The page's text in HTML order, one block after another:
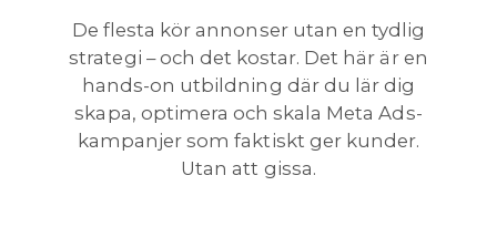
De flesta kör annonser utan en tydlig
strategi – och det kostar. Det här är en
hands-on utbildning där du lär dig
skapa, optimera och skala Meta Ads-
kampanjer som faktiskt ger kunder.
Utan att gissa.